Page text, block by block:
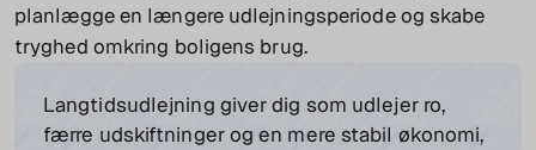
planlægge en længere udlejningsperiode og skabe
tryghed omkring boligens brug.
Langtidsudlejning giver dig som udlejer ro,
færre udskiftninger og en mere stabil økonomi,